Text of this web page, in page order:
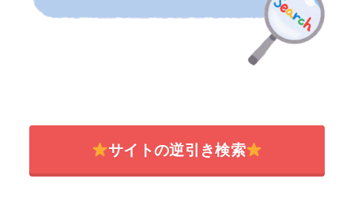
サイトの逆引き検索